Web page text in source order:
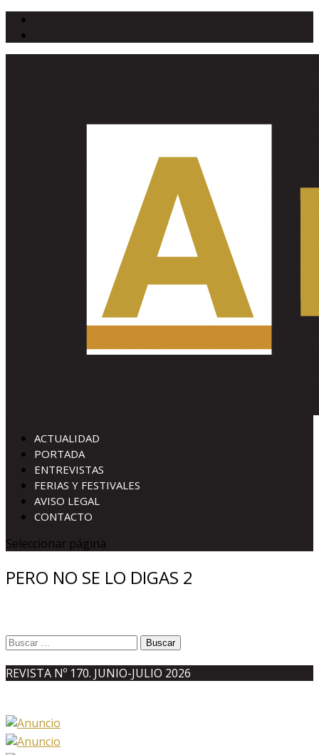
ACTUALIDAD
PORTADA
ENTREVISTAS
FERIAS Y FESTIVALES
AVISO LEGAL
CONTACTO
Seleccionar página
PERO NO SE LO DIGAS 2
Buscar:
REVISTA Nº 170. JUNIO-JULIO 2026